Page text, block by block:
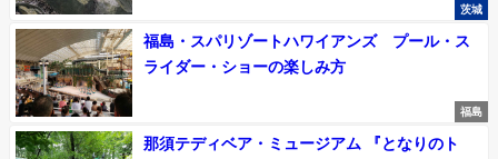
茨城
福島
福島・スパリゾートハワイアンズ プール・ス
ライダー・ショーの楽しみ方
那須テディベア・ミュージアム 『となりのト